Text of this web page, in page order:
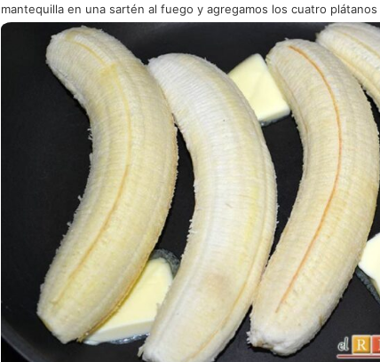
mantequilla en una sartén al fuego y agregamos los cuatro